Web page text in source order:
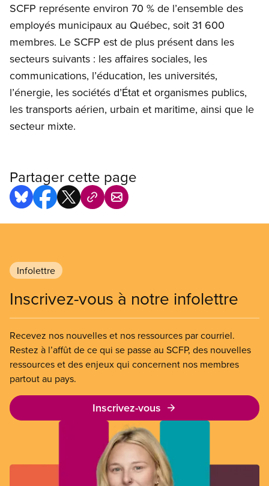
SCFP représente environ 70 % de l’ensemble des
employés municipaux au Québec, soit 31 600
membres. Le SCFP est de plus présent dans les
secteurs suivants : les affaires sociales, les
communications, l’éducation, les universités,
l’énergie, les sociétés d’État et organismes publics,
les transports aérien, urbain et maritime, ainsi que le
secteur mixte.
Partager cette page
Infolettre
Inscrivez-vous à notre infolettre
Recevez nos nouvelles et nos ressources par courriel.
Restez à l’affût de ce qui se passe au SCFP, des nouvelles
ressources et des enjeux qui concernent nos membres
partout au pays.
Inscrivez-vous